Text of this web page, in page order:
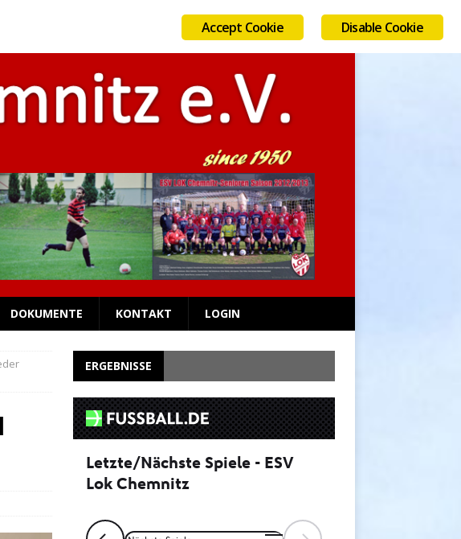
AUGUST 8, 2026
DOKUMENTE KONTAKT LOGIN
ERGEBNISSE
Disable Cookie
Accept Cookie